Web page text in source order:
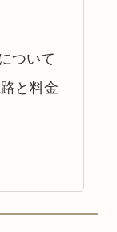
ついて
と料金